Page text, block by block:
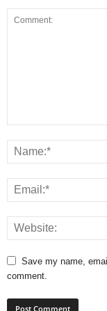
Save my name,
comment.